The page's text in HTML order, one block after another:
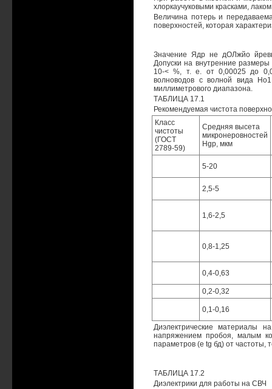
хлоркаучуковыми красками,
Величина потерь и
поверхностей, которая
Значение Ядр не дОЛжйо
Допуски на внутренние
10-< %, т. е. от 0,00025 до
волноводов с волной вида
миллиметрового диапазона.
ТАБЛИЦА 17.1
Рекомендуемая чистота
Класс
чистоты
(ГОСТ
2789-59)
Средняя высета
микронеровностей
Hgp, мкм
5-20
2,5-5
1,6-2,5
0,8-1,25
0,4-0,63
0,2-0,32
0,1-0,16
Диэлектрические
напряжением пробоя, малым
параметров (е tg бд) от частоты,
ТАБЛИЦА 17.2
Диэлектрики для работы на СВЧ